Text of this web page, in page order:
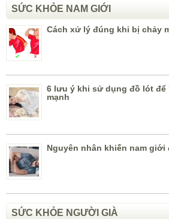
SỨC KHỎE NAM GIỚI
Cách xử lý đúng khi bị chảy
6 lưu ý khi sử dụng đồ lót để
mạnh
Nguyên nhân khiến nam giới
SỨC KHỎE NGƯỜI GIÀ